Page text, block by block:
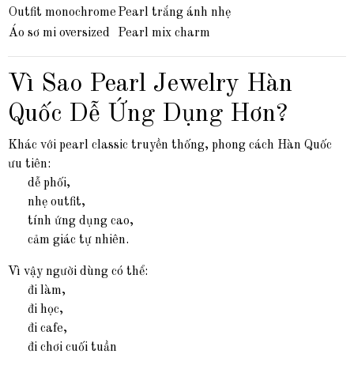
Outfit monochrome Pearl trắng ánh nhẹ
Áo sơ mi oversized
Pearl mix charm
Vì Sao Pearl Jewelry Hàn
Quốc Dễ Ứng Dụng Hơn?
Khác với pearl classic truyền thống, phong cách Hàn Quốc
ưu tiên:
dễ phối,
nhẹ outfit,
tính ứng dụng cao,
cảm giác tự nhiên.
Vì vậy người dùng có thể:
đi làm,
đi học,
đi cafe,
đi chơi cuối tuần